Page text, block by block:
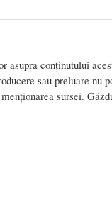
asupra conținutului
sau preluare nu
sursei.